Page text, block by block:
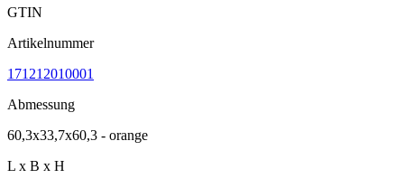
GTIN
Artikelnummer
171212010001
Abmessung
60,3x33,7x60,3 - orange
L x B x H